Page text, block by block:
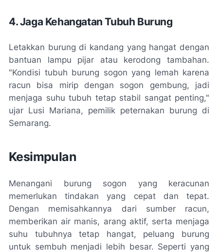
4. Jaga Kehangatan Tubuh Burung
Letakkan burung di kandang yang hangat dengan
bantuan lampu pijar atau kerodong tambahan.
"Kondisi tubuh burung sogon yang lemah karena
racun bisa mirip dengan sogon gembung, jadi
menjaga suhu tubuh tetap stabil sangat penting,"
ujar Lusi Mariana, pemilik peternakan burung di
Semarang.
Kesimpulan
Menangani burung sogon yang keracunan
memerlukan tindakan yang cepat dan tepat.
Dengan memisahkannya dari sumber racun,
memberikan air manis, arang aktif, serta menjaga
suhu tubuhnya tetap hangat, peluang burung
untuk sembuh menjadi lebih besar. Seperti yang